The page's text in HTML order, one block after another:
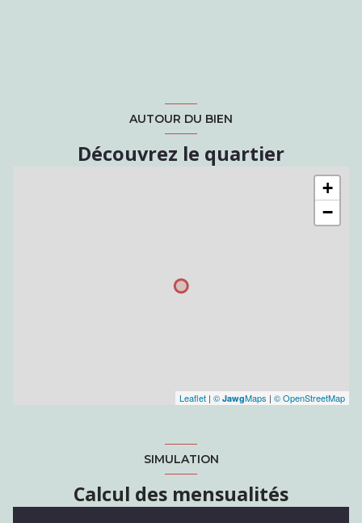
AUTOUR DU BIEN
Découvrez le quartier
+
−
Leaflet | © JawgMaps | © OpenStreetMap
SIMULATION
Calcul des mensualités